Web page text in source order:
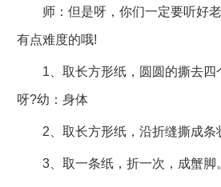
师：但是呀，你们一定要听好老
有点难度的哦!
1、取长方形纸，圆圆的撕去四
呀?幼：身体
2、取长方形纸，沿折缝撕成条
3、取一条纸，折一次，成蟹脚